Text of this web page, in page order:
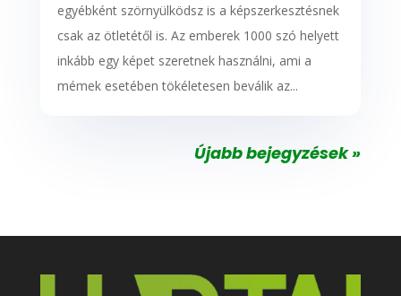
egyébként szörnyülködsz is a képszerkesztésnek
csak az ötletétől is. Az emberek 1000 szó helyett
inkább egy képet szeretnek használni, ami a
mémek esetében tökéletesen beválik az...
Újabb bejegyzések »